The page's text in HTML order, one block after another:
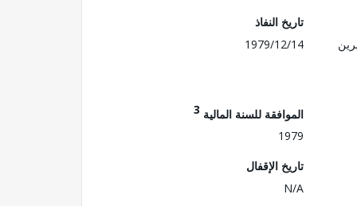
تاريخ النفاذ
1979/12/14
الموافقة للسنة المالية 3
1979
تاريخ الإقفال
N/A